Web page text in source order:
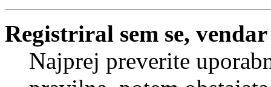
Registriral sem se,
Najprej preverite